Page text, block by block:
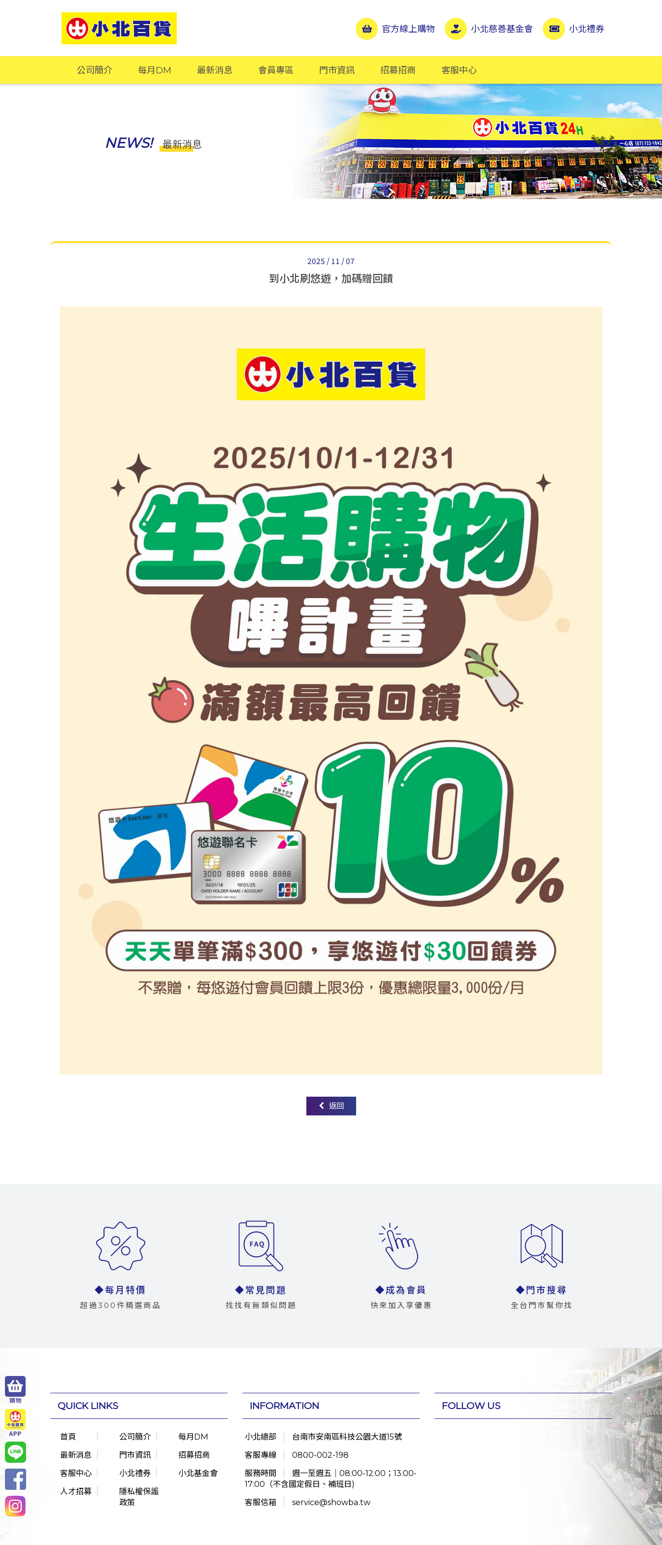
官方線上購物 小北慈善基金會 小北禮券
公司簡介 每月DM 最新消息 會員專區 門市資訊 招募招商 客服中心
NEWS! 最新消息
2025 / 11 / 07
到小北刷悠遊，加碼贈回饋
返回
◆每月特價
超過300件精選商品
◆常見問題
找找有無類似問題
◆成為會員
快來加入享優惠
◆門市搜尋
全台門市幫你找
QUICK LINKS
首頁 公司簡介
每月DM
最新消息
門市資訊
招募招商
客服中心
小北禮券
小北基金會
人才招募
隱私權保護
政策
INFORMATION
小北總部
台南市安南區科技公園大道15號
客服專線
0800-002-198
服務時間
週一至週五｜08:00-12:00；13:00-
17:00（不含國定假日、補班日)
客服信箱
service@showba.tw
FOLLOW US